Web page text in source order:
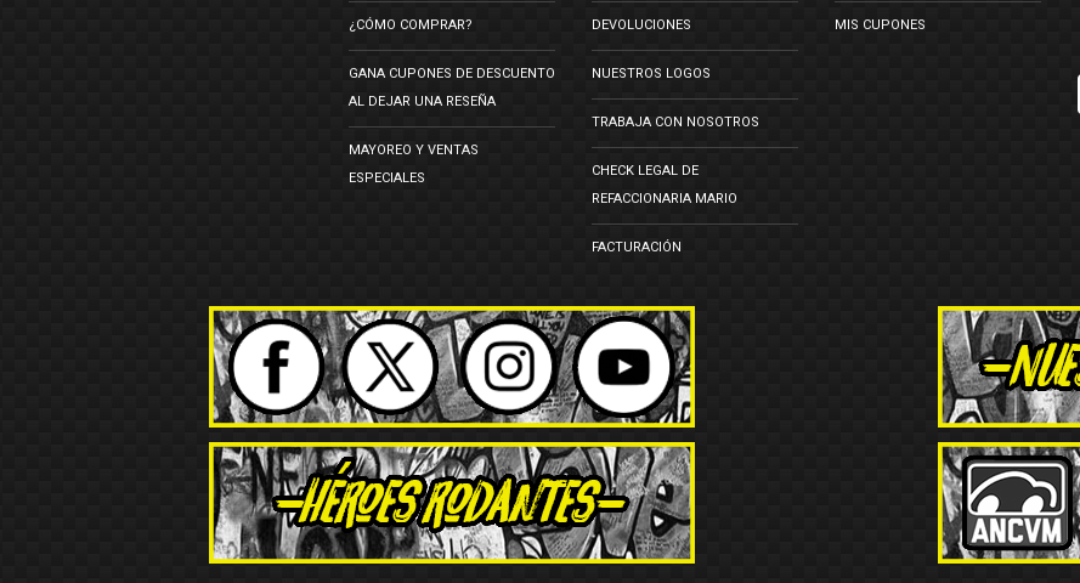
¿CÓMO COMPRAR?
GANA CUPONES DE DESCUENTO
AL DEJAR UNA RESEÑA
MAYOREO Y VENTAS
ESPECIALES
DEVOLUCIONES
NUESTROS LOGOS
TRABAJA CON NOSOTROS
CHECK LEGAL DE
REFACCIONARIA MARIO
FACTURACIÓN
MIS CUPONES